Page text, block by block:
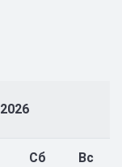
2026
Сб Вс